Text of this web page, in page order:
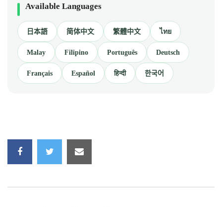
Available Languages
日本語 简体中文 繁體中文 ไทย
Malay Filipino Português Deutsch
Français Español हिन्दी 한국어